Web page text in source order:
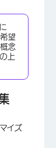
望
念
上
イズ